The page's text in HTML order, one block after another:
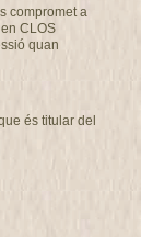
compromet a
CLOS
quan
és titular del